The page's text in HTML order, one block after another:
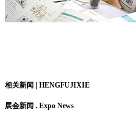
相关新闻 | HENGFUJIXIE
展会新闻 . Expo News